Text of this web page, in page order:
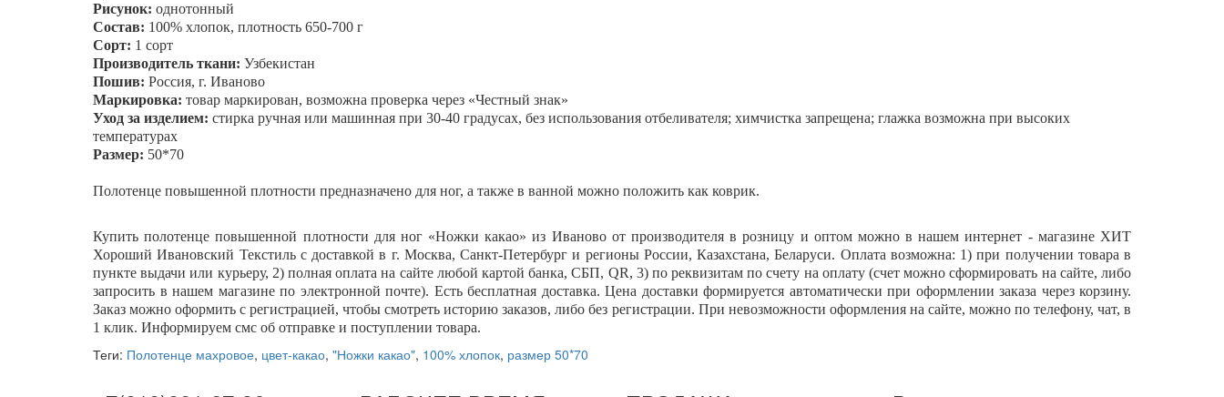
Рисунок: однотонный
Состав: 100% хлопок, плотность 650-700 г
Сорт: 1 сорт
Производитель ткани: Узбекистан
Пошив: Россия, г. Иваново
Маркировка: товар маркирован, возможна проверка через «Честный знак»
Уход за изделием: стирка ручная или машинная при 30-40 градусах, без использования отбеливателя; химчистка запрещена; глажка возможна при высоких
температурах
Размер: 50*70
Полотенце повышенной плотности предназначено для ног, а также в ванной можно положить как коврик.
Купить полотенце повышенной плотности для ног «Ножки какао» из Иваново от производителя в розницу и оптом можно в нашем интернет - магазине ХИТ
Хороший Ивановский Текстиль с доставкой в г. Москва, Санкт-Петербург и регионы России, Казахстана, Беларуси. Оплата возможна: 1) при получении товара в
пункте выдачи или курьеру, 2) полная оплата на сайте любой картой банка, СБП, QR, 3) по реквизитам по счету на оплату (счет можно сформировать на сайте, либо
запросить в нашем магазине по электронной почте). Есть бесплатная доставка. Цена доставки формируется автоматически при оформлении заказа через корзину.
Заказ можно оформить с регистрацией, чтобы смотреть историю заказов, либо без регистрации. При невозможности оформления на сайте, можно по телефону, чат, в
1 клик. Информируем смс об отправке и поступлении товара.
Теги: Полотенце махровое, цвет-какао, "Ножки какао", 100% хлопок, размер 50*70